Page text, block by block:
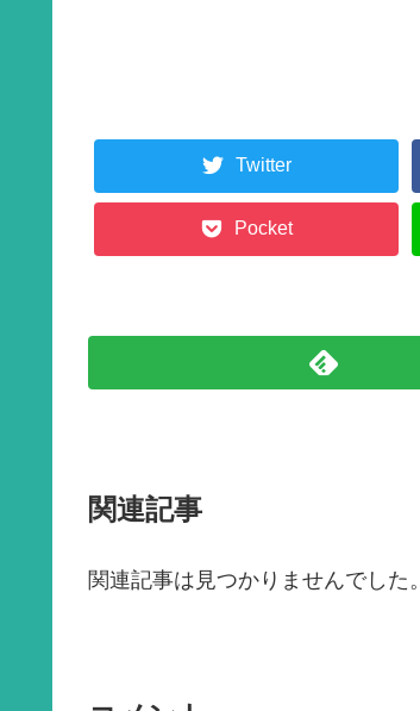
o
k
Twitter
Pocket
関連記事
関連記事は見つかりませんでした。